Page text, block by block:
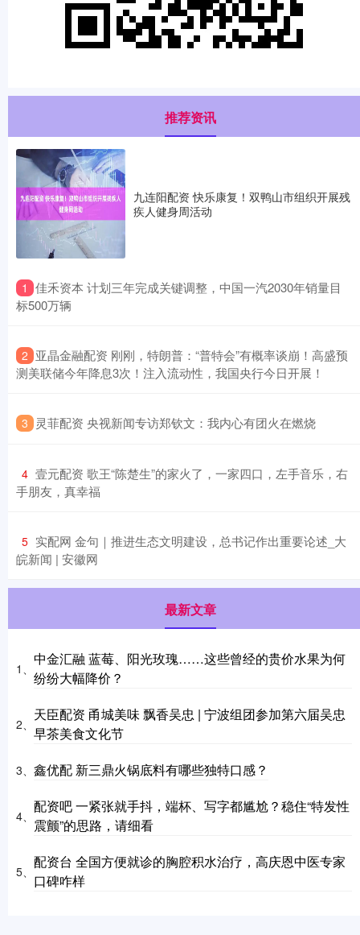
推荐资讯
九连阳配资 快乐康复！双鸭山市组织开展残
疾人健身周活动
1 ​佳禾资本 计划三年完成关键调整，中国一汽2030年销量目
标500万辆
2 ​亚晶金融配资 刚刚，特朗普：“普特会”有概率谈崩！高盛预
测美联储今年降息3次！注入流动性，我国央行今日开展！
3 ​灵菲配资 央视新闻专访郑钦文：我内心有团火在燃烧
4 ​壹元配资 歌王“陈楚生”的家火了，一家四口，左手音乐，右
手朋友，真幸福
5 ​实配网 金句｜推进生态文明建设，总书记作出重要论述_大
皖新闻 | 安徽网
最新文章
1、
中金汇融 蓝莓、阳光玫瑰……这些曾经的贵价水果为何
纷纷大幅降价？
2、
天臣配资 甬城美味 飘香吴忠 | 宁波组团参加第六届吴忠
早茶美食文化节
3、 鑫优配 新三鼎火锅底料有哪些独特口感？
4、
配资吧 一紧张就手抖，端杯、写字都尴尬？稳住“特发性
震颤”的思路，请细看
5、
配资台 全国方便就诊的胸腔积水治疗，高庆恩中医专家
口碑咋样